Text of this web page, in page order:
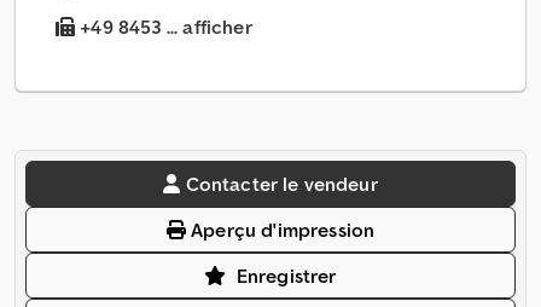
+49 8453 ... afficher
Contacter le vendeur
Aperçu d'impression
Enregistrer